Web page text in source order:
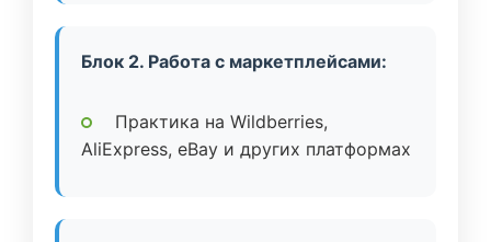
Блок 2. Работа с маркетплейсами:
Практика на Wildberries,
AliExpress, eBay и других платформах